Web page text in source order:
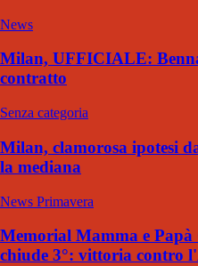
News
Milan, UFFICIALE:
contratto
Senza categoria
Milan, clamorosa ipotesi
la mediana
News Primavera
Memorial Mamma e
chiude 3°: vittoria contro